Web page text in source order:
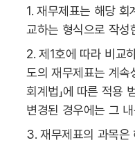
1. 재무제표는 해당 회
교하는 형식으로 작성
2. 제1호에 따라 비교
도의 재무제표는 계속
회계법」에 따른 적용
변경된 경우에는 그
3. 재무제표의 과목은